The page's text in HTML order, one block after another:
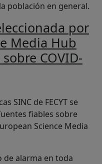
población en general.
por
Media Hub
COVID-
SINC de FECYT se
fiables sobre
Science Media
de alarma en toda